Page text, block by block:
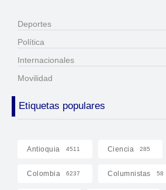
Deportes
Política
Internacionales
Movilidad
Etiquetas populares
Antioquia 4511 Ciencia 285
Colombia 6237 Columnistas 58